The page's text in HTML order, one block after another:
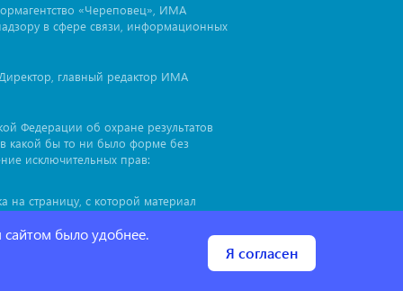
«Череповец», ИМА
в сфере связи, информационных
главный редактор ИМА
Федерации об охране результатов
какой бы то ни было форме без
исключительных прав:
на страницу, с которой материал
сайтом было удобнее.